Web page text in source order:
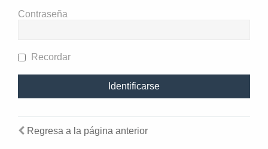
Contraseña
Recordar
Regresa a la página anterior